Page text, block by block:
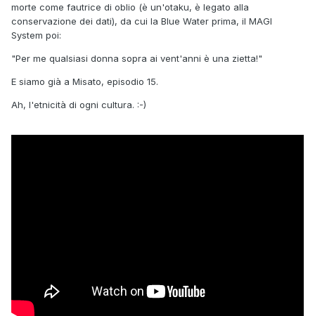
morte come fautrice di oblio (è un'otaku, è legato alla
conservazione dei dati), da cui la Blue Water prima, il MAGI
System poi:
"Per me qualsiasi donna sopra ai vent'anni è una zietta!"
E siamo già a Misato, episodio 15.
Ah, l'etnicità di ogni cultura. :-)